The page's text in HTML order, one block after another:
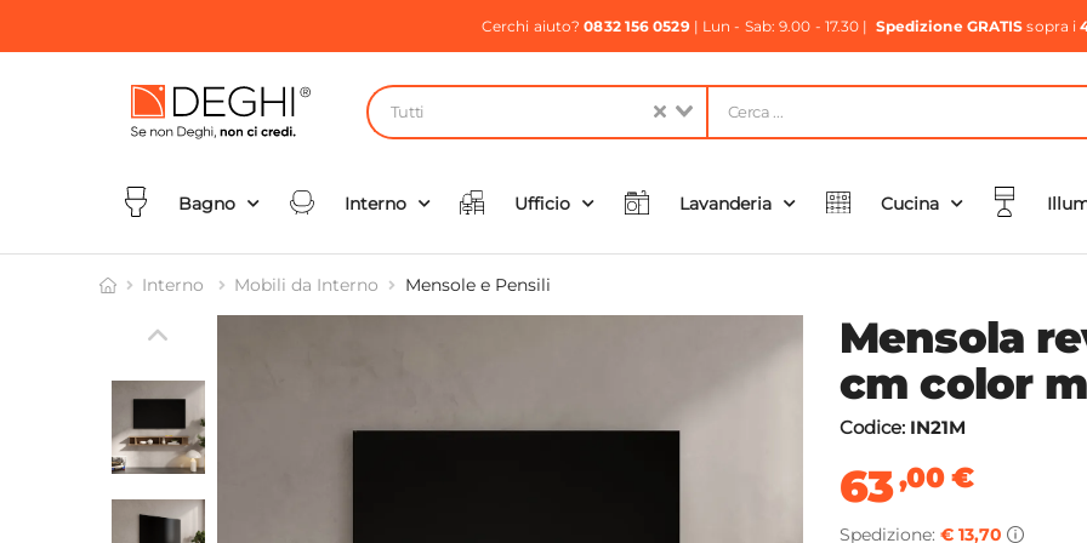
Cerchi aiuto?0832 156 0529| Lun - Sab: 9.00 - 17.30 | Spedizione GRATIS sopra i
Tutti
Bagno Interno Ufficio Lavanderia Cucina
Interno Mobili da Interno Mensole e Pensili
Mensola
cm color
Codice: IN21M
63,00€
Spedizione: € 13,70